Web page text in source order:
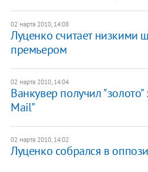
02 марта 2010, 14:08
Луценко считает низкими
премьером
02 марта 2010, 14:04
Ванкувер получил
Mail"
02 марта 2010, 14:02
Луценко собрался в